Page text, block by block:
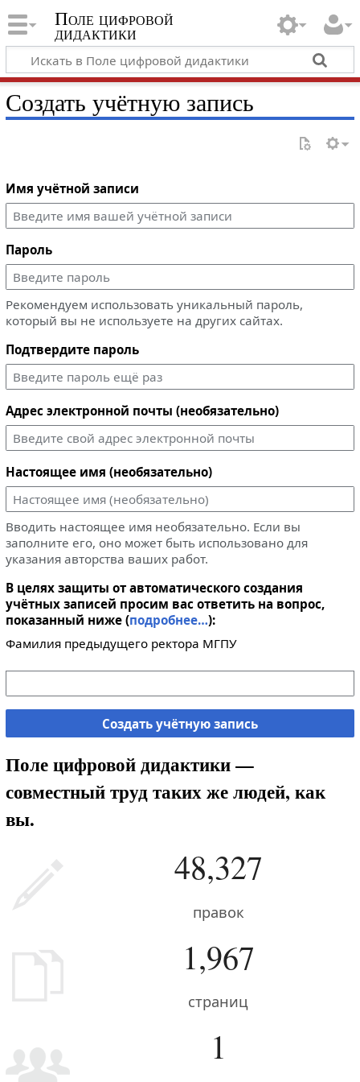
Поле цифровой
дидактики
Создать учётную запись
Имя учётной записи
Пароль
Рекомендуем использовать уникальный пароль,
который вы не используете на других сайтах.
Подтвердите пароль
Адрес электронной почты (необязательно)
Настоящее имя (необязательно)
Вводить настоящее имя необязательно. Если вы
заполните его, оно может быть использовано для
указания авторства ваших работ.
В целях защиты от автоматического создания
учётных записей просим вас ответить на вопрос,
показанный ниже (подробнее…):
Фамилия предыдущего ректора МГПУ
Создать учётную запись
Поле цифровой дидактики —
совместный труд таких же людей, как
вы.
48,327
правок
1,967
страниц
1